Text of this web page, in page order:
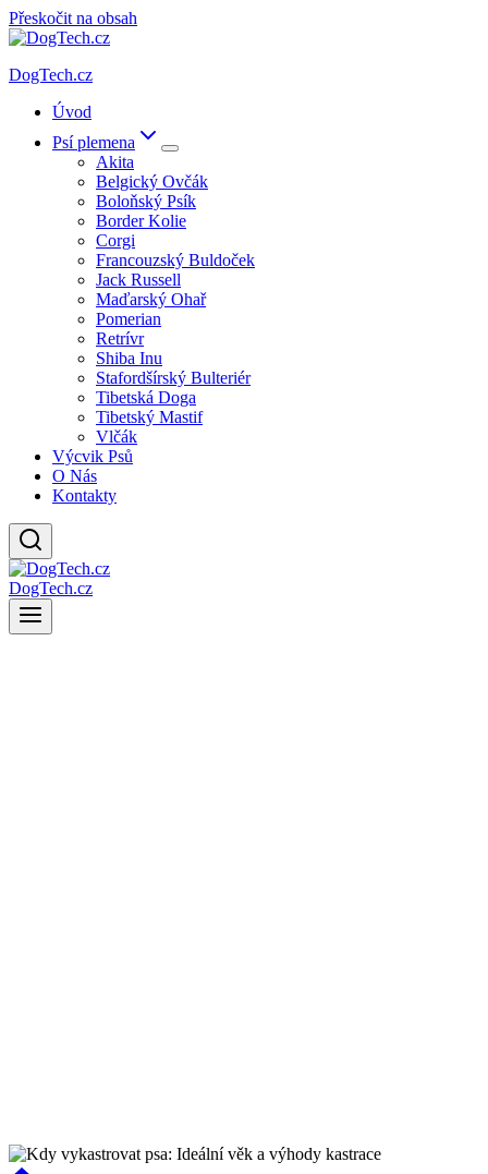
Přeskočit na obsah
DogTech.cz
Úvod
Psí plemena
Akita
Belgický Ovčák
Boloňský Psík
Border Kolie
Corgi
Francouzský Buldoček
Jack Russell
Maďarský Ohař
Pomerian
Retrívr
Shiba Inu
Stafordšírský Bulteriér
Tibetská Doga
Tibetský Mastif
Vlčák
Výcvik Psů
O Nás
Kontakty
DogTech.cz